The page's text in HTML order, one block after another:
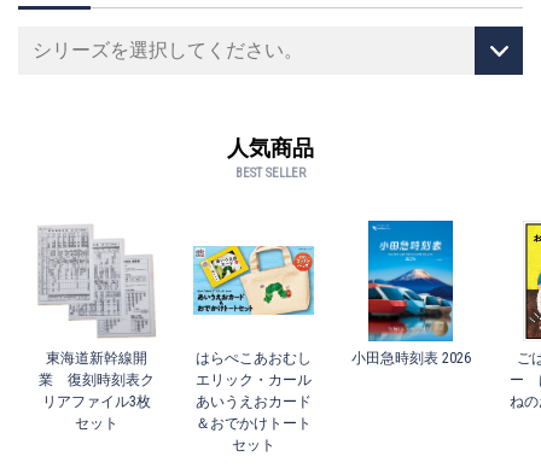
人気商品
BEST SELLER
東海道新幹線開
業 復刻時刻表ク
リアファイル3枚
セット
はらぺこあおむし
エリック・カール
あいうえおカード
＆おでかけトート
セット
小田急時刻表 2026
ご
ー
ね